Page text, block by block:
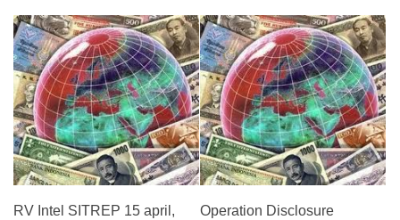
RV Intel SITREP 15 april,
Operation Disclosure